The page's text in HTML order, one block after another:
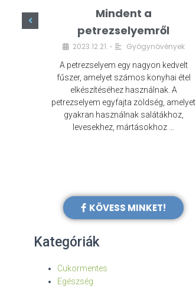
Mindent a
petrezselyemről
2023.12.21. • Gyógynövények
A petrezselyem egy nagyon kedvelt
fűszer, amelyet számos konyhai étel
elkészítéséhez használnak. A
petrezselyem egyfajta zöldség, amelyet
gyakran használnak salátákhoz,
levesekhez, mártásokhoz …
KÖVESS MINKET!
Kategóriák
Cukormentes
Egészség